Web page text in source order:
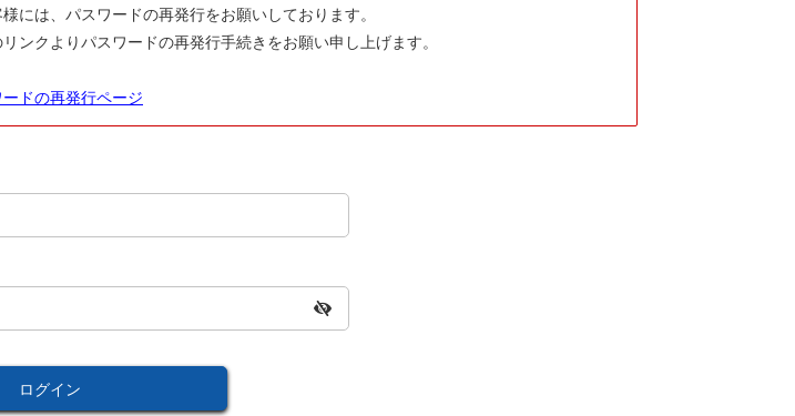
には、パスワードの再発行をお願いしております。
ンクよりパスワードの再発行手続きをお願い申し上げます。
ドの再発行ページ